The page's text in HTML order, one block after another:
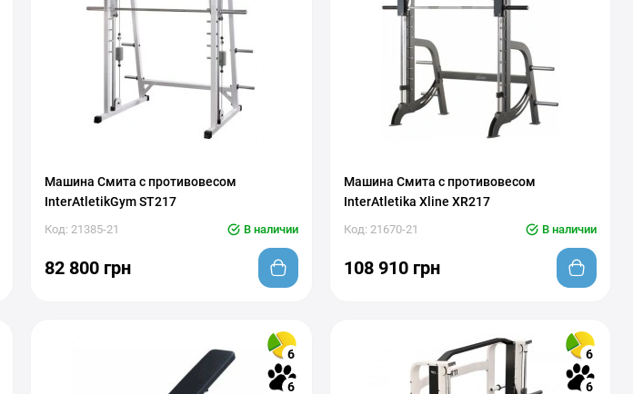
Машина Смита с противовесом
InterAtletikGym ST217
Код: 21385-21 В наличии
82 800 грн
Машина Смита с противовесом
InterAtletika Xline XR217
Код: 21670-21 В наличии
108 910 грн
6
6
6
6